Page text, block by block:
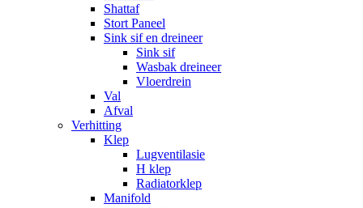
Shattaf
Stort Paneel
Sink sif en dreineer
Sink sif
Wasbak dreineer
Vloerdrein
Val
Afval
Verhitting
Klep
Lugventilasie
H klep
Radiatorklep
Manifold